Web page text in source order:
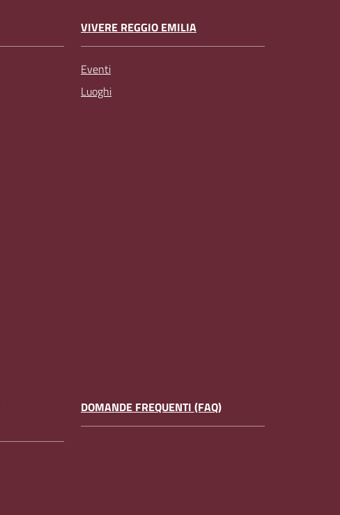
VIVERE REGGIO EMILIA
Eventi
Luoghi
DOMANDE FREQUENTI (FAQ)